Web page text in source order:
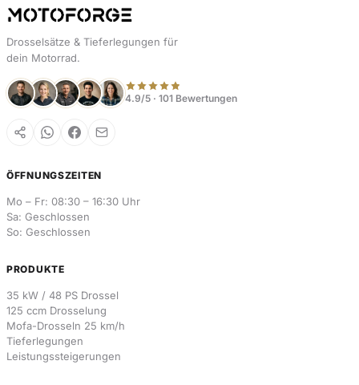
Drosselsätze & Tieferlegungen für
dein Motorrad.
4.9/5 · 101 Bewertungen
ÖFFNUNGSZEITEN
Mo – Fr: 08:30 – 16:30 Uhr
Sa: Geschlossen
So: Geschlossen
PRODUKTE
35 kW / 48 PS Drossel
125 ccm Drosselung
Mofa-Drosseln 25 km/h
Tieferlegungen
Leistungssteigerungen